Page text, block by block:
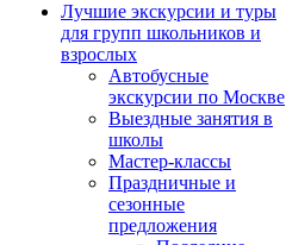
Лучшие экскурсии и туры
для групп школьников и
взрослых
Автобусные
экскурсии по Москве
Выездные занятия в
школы
Мастер-классы
Праздничные и
сезонные
предложения